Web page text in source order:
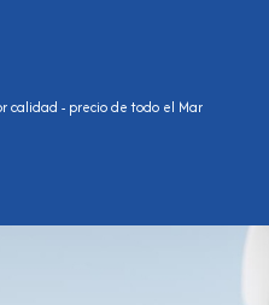
calidad - precio de todo el Mar